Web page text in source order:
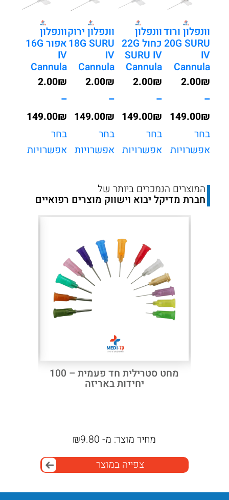
וונפלון ורוד
20G SURU
IV
Cannula
₪
2.00
–
₪
149.00
טווח
מחירים:
עד
בחר
אפשרויות
וונפלון
כחול 22G
SURU IV
Cannula
₪
2.00
–
₪
149.00
טווח
מחירים:
עד
⁦₪149.00⁩
בחר
אפשרויות
וונפלון ירוק
18G SURU
IV
Cannula
₪
2.00
–
₪
149.00
טווח
מחירים:
עד
בחר
אפשרויות
וונפלון
אפור 16G
IV
Cannula
₪
2.00
–
₪
149.00
טווח
מחירים:
⁦₪149.00⁩
בחר
אפשרויות
המוצרים הנמכרים ביותר של
חברת מדיקל יבוא וישווק מוצרים רפואיים
Previous
מחט סטרילית חד פעמית – 100
יחידות באריזה
מחיר מוצר: מ- ₪9.80
צפייה במוצר